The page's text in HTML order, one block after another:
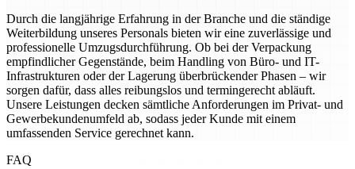
Durch die langjährige Erfahrung in der Branche und die ständige
Weiterbildung unseres Personals bieten wir eine zuverlässige und
professionelle Umzugsdurchführung. Ob bei der Verpackung
empfindlicher Gegenstände, beim Handling von Büro- und IT-
Infrastrukturen oder der Lagerung überbrückender Phasen – wir
sorgen dafür, dass alles reibungslos und termingerecht abläuft.
Unsere Leistungen decken sämtliche Anforderungen im Privat- und
Gewerbekundenumfeld ab, sodass jeder Kunde mit einem
umfassenden Service gerechnet kann.
FAQ